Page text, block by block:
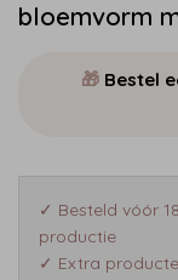
bloemvorm
🎁 Bestel
✓ Besteld vóór
productie
✓ Extra